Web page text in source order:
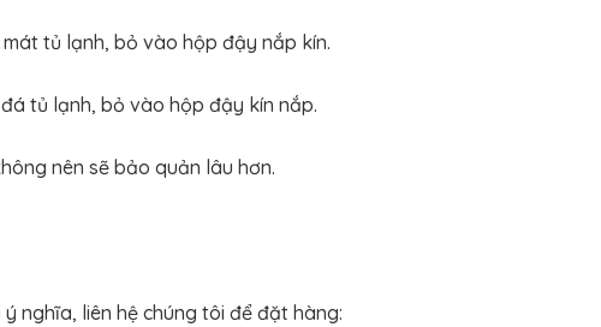
tủ lạnh, bỏ vào hộp đậy nắp kín.
tủ lạnh, bỏ vào hộp đậy kín nắp.
nên sẽ bảo quản lâu hơn.
nghĩa, liên hệ chúng tôi để đặt hàng: